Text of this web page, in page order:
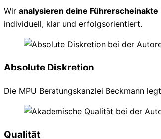
Wir analysieren deine Führerscheinakte
individuell, klar und erfolgsorientiert.
Absolute Diskretion
Die MPU Beratungskanzlei Beckmann legt
Qualität